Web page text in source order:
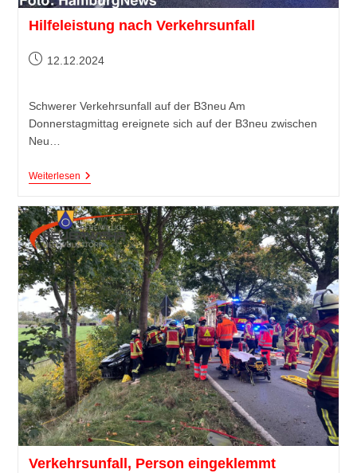
Hilfeleistung nach Verkehrsunfall
12.12.2024
Schwerer Verkehrsunfall auf der B3neu Am
Donnerstagmittag ereignete sich auf der B3neu zwischen
Neu…
Weiterlesen
Verkehrsunfall, Person eingeklemmt